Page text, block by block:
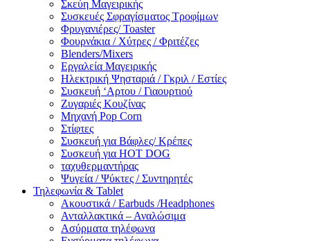
Σκεύη Μαγειρικής
Συσκευές Σφραγίσματος Τροφίμων
Φρυγανιέρες/ Toaster
Φουρνάκια / Χύτρες / Φριτέζες
Blenders/Mixers
Εργαλεία Μαγειρικής
Ηλεκτρική Ψησταριά / Γκριλ / Eστίες
Συσκευή ‘Αρτου / Γιαουρτιού
Ζυγαριές Κουζίνας
Μηχανή Pop Corn
Στίφτες
Συσκευή για Βάφλες/ Κρέπες
Συσκευή για HOT DOG
ταχυθερμαντήρας
Ψυγεία / Ψύκτες / Συντηρητές
Τηλεφωνία & Tablet
Ακουστικά / Earbuds /Headphones
Ανταλλακτικά – Αναλώσιμα
Ασύρματα τηλέφωνα